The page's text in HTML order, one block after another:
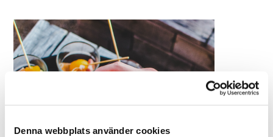
Denna webbplats använder cookies